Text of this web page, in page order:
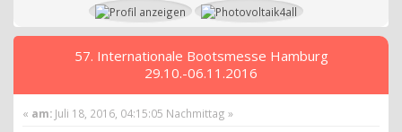
57. Internationale Bootsmesse Hamburg
29.10.-06.11.2016
« am: Juli 18, 2016, 04:15:05 Nachmittag »